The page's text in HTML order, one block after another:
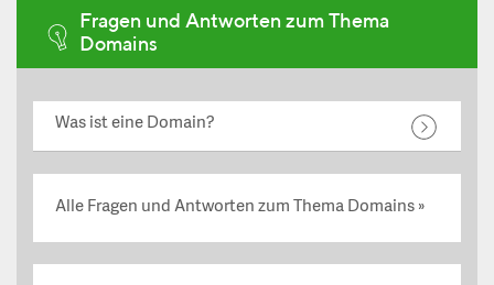
Fragen und Antworten zum Thema
Domains
Was ist eine Domain?
Alle Fragen und Antworten zum Thema Domains